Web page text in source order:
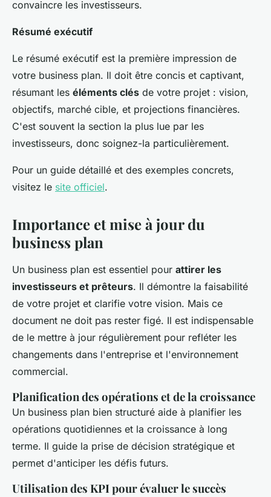
convaincre les investisseurs.
Résumé exécutif
Le résumé exécutif est la première impression de
votre business plan. Il doit être concis et captivant,
résumant les éléments clés de votre projet : vision,
objectifs, marché cible, et projections financières.
C'est souvent la section la plus lue par les
investisseurs, donc soignez-la particulièrement.
Pour un guide détaillé et des exemples concrets,
visitez le site officiel.
Importance et mise à jour du
business plan
Un business plan est essentiel pour attirer les
investisseurs et prêteurs. Il démontre la faisabilité
de votre projet et clarifie votre vision. Mais ce
document ne doit pas rester figé. Il est indispensable
de le mettre à jour régulièrement pour refléter les
changements dans l'entreprise et l'environnement
commercial.
Planification des opérations et de la croissance
Un business plan bien structuré aide à planifier les
opérations quotidiennes et la croissance à long
terme. Il guide la prise de décision stratégique et
permet d'anticiper les défis futurs.
Utilisation des KPI pour évaluer le succès